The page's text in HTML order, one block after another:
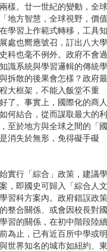
樣。廿一世紀的變動，全球
地方智慧，全球視野，價值
學習上作範式轉移，工具知
處也嚮應號召，訂出八大學
科也毫不例外。政府不會過
識系統與學習邏輯的傳統學
拆散的後果會怎樣？政府最
大框架，不能入飯堂不重
了。事實上，國際化的商人
何結合，從而謀取最大的利
至於地方與全球之間的「國
消失於無形，免得礙手礙
行「綜合」政策，建議學
，即國史可歸入「綜合人文
習科方案內。政府錯誤政策
整合關係、或會因校長對國
習的關係，在初中階段陸續
為止，已有近百所中學或明
世界知名的城市如紐約、東